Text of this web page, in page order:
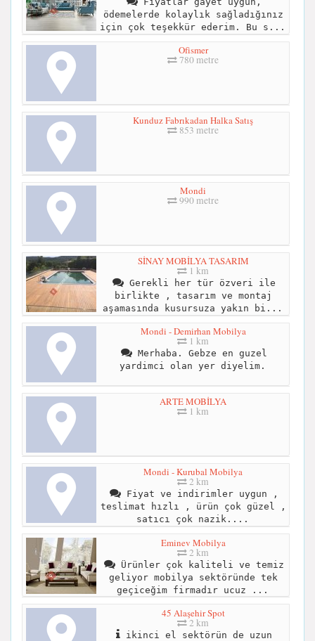
ödemelerde kolaylık sağladığınız
için çok teşekkür ederim. Bu s...
Ofismer
780 metre
Kunduz Fabrıkadan Halka Satış
853 metre
Mondi
990 metre
SİNAY MOBİLYA TASARIM
1 km
Gerekli her tür özveri ile
birlikte , tasarım ve montaj
aşamasında kusursuza yakın bi...
Mondi - Demirhan Mobilya
1 km
Merhaba. Gebze en guzel
yardimci olan yer diyelim.
ARTE MOBİLYA
1 km
Mondi - Kurubal Mobilya
2 km
Fiyat ve indirimler uygun ,
teslimat hızlı , ürün çok güzel ,
satıcı çok nazik....
Eminev Mobilya
2 km
Ürünler çok kaliteli ve temiz
geliyor mobilya sektöründe tek
geçiceğim firmadır ucuz ...
45 Alaşehir Spot
2 km
ikinci el sektörün de uzun